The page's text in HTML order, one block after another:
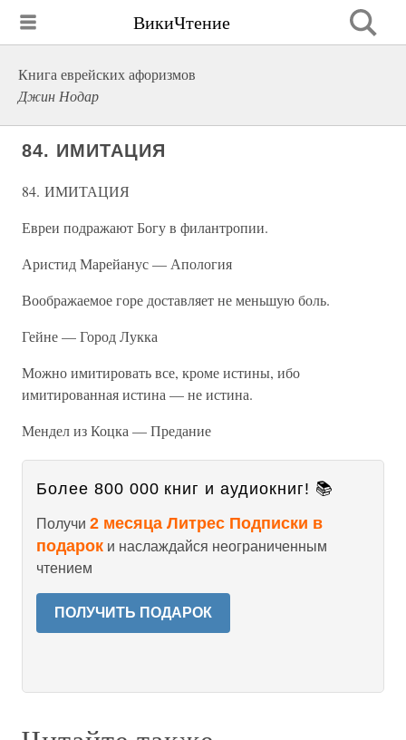
ВикиЧтение
Книга еврейских афоризмов
Джин Нодар
84. ИМИТАЦИЯ
84. ИМИТАЦИЯ
Евреи подражают Богу в филантропии.
Аристид Марейанус — Апология
Воображаемое горе доставляет не меньшую боль.
Гейне — Город Лукка
Можно имитировать все, кроме истины, ибо
имитированная истина — не истина.
Мендел из Коцка — Предание
Более 800 000 книг и аудиокниг! 📚
Получи 2 месяца Литрес Подписки в
подарок и наслаждайся неограниченным
чтением
ПОЛУЧИТЬ ПОДАРОК